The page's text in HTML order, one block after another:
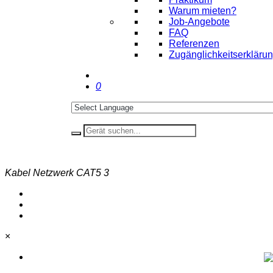
Warum mieten?
Job-Angebote
FAQ
Referenzen
0
Kabel Netzwerk CAT5 3
×